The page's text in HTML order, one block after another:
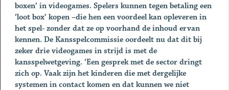
boxen’ in videogames. Spelers kunnen tegen betaling een
‘loot box’ kopen –die hen een voordeel kan opleveren in
het spel- zonder dat ze op voorhand de inhoud ervan
kennen. De Kansspelcommissie oordeelt nu dat dit bij
zeker drie videogames in strijd is met de
kansspelwetgeving. ‘Een gesprek met de sector dringt
zich op. Vaak zijn het kinderen die met dergelijke
systemen in contact komen en dat kunnen we niet